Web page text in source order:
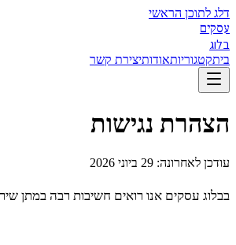
דלג לתוכן הראשי
עסקים
בלוג
ביתקטגוריותאודותיצירת קשר
הצהרת נגישות
עודכן לאחרונה: 29 ביוני 2026
בבלוג עסקים אנו רואים חשיבות רבה במתן